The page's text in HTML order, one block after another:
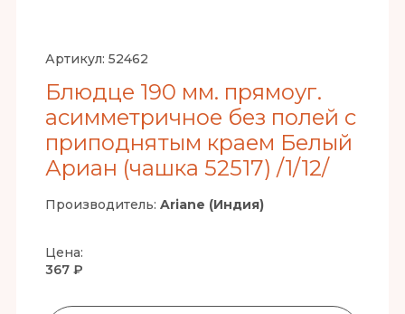
Артикул: 52462
Блюдце 190 мм. прямоуг.
асимметричное без полей с
приподнятым краем Белый
Ариан (чашка 52517) /1/12/
Производитель: Ariane (Индия)
Цена:
367 ₽